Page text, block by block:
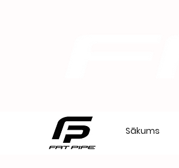
Sākums